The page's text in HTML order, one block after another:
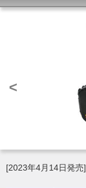
<
[2023年4月14日発売]